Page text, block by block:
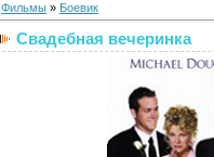
Фильмы » Боевик
Свадебная вечеринка